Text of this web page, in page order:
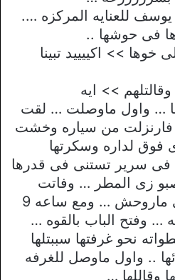
للعنايه المركزه ….
فى حوشها ..
>> اكييييد تبينا
>> ايه
… واول ماوصلت … لقت
من سياره وخشت
لداره وسكرتها
فى سرير تستنى فى قدرها
زى المطر … وفاتت
ساعه ورا ساعه وقصى ماروحش … ومع ساعه 9
… وفتح الباب بالقوه …
نحو غرفتها سببتلها
.. واول ماوصل للغرفه
وقاللها …